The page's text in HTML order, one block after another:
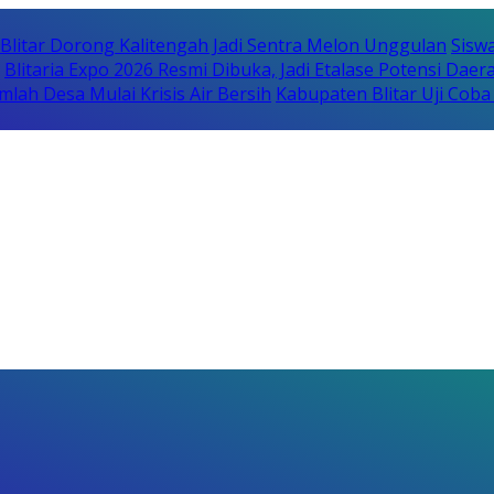
Dorong Kalitengah Jadi Sentra Melon Unggulan
Blitaria Expo 2026 Resmi Dibuka, Jadi Etalase Potensi
Desa Mulai Krisis Air Bersih Kabupaten Blitar Uji